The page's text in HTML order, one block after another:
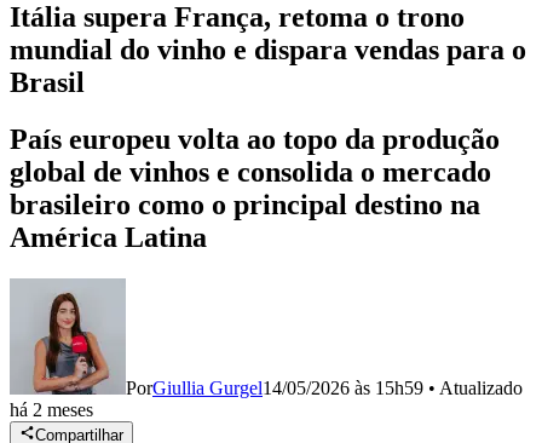
Itália supera França, retoma o trono
mundial do vinho e dispara vendas para o
Brasil
País europeu volta ao topo da produção
global de vinhos e consolida o mercado
brasileiro como o principal destino na
América Latina
PorGiullia Gurgel14/05/2026 às 15h59 • Atualizado
há 2 meses
Compartilhar